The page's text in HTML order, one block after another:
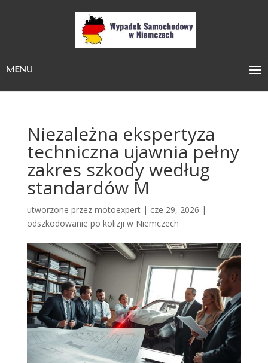
MENU
Niezależna ekspertyza
techniczna ujawnia pełny
zakres szkody według
standardów M
utworzone przez motoexpert| cze 29, 2026 |
odszkodowanie po kolizji w Niemczech